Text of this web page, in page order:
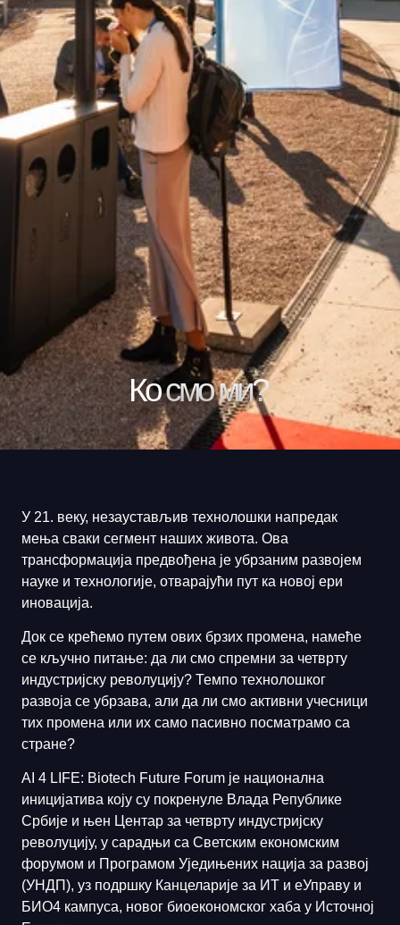
Космо ми?
У 21. веку, незаустављив технолошки напредак
мења сваки сегмент наших живота. Ова
трансформација предвођена је убрзаним развојем
науке и технологије, отварајући пут ка новој ери
иновација.
Док се крећемо путем ових брзих промена, намеће
се кључно питање: да ли смо спремни за четврту
индустријску револуцију? Темпо технолошког
развоја се убрзава, али да ли смо активни учесници
тих промена или их само пасивно посматрамо са
стране?
AI 4 LIFE: Biotech Future Forum је национална
иницијатива коју су покренуле Влада Републике
Србије и њен Центар за четврту индустријску
револуцију, у сарадњи са Светским економским
форумом и Програмом Уједињених нација за развој
(УНДП), уз подршку Канцеларије за ИТ и еУправу и
БИО4 кампуса, новог биоекономског хаба у Источној